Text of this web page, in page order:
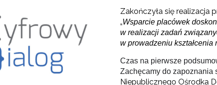
zawodowe – przygotowanie trenerów"
doradztwo edukacyjno-zawodowe"
modelu SCWEW"
Zakończyła się realizacja
„Wsparcie placówek
w realizacji zadań
w prowadzeniu kształcenia
Czas na pierwsze
Zachęcamy do zapoznania
Niepublicznego Ośrodka